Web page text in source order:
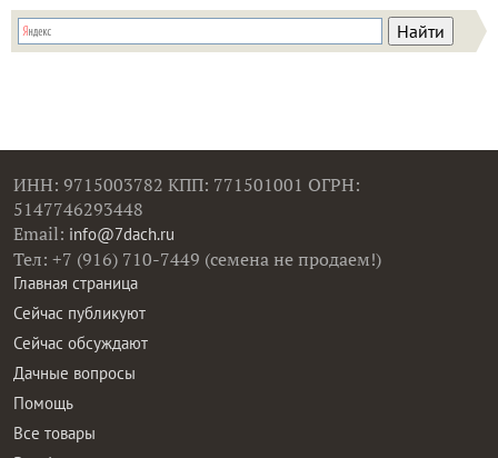
ИНН: 9715003782 КПП: 771501001 ОГРН:
5147746293448
Email: info@7dach.ru
Тел: +7 (916) 710-7449 (семена не продаем!)
Главная страница
Сейчас публикуют
Сейчас обсуждают
Дачные вопросы
Помощь
Все товары